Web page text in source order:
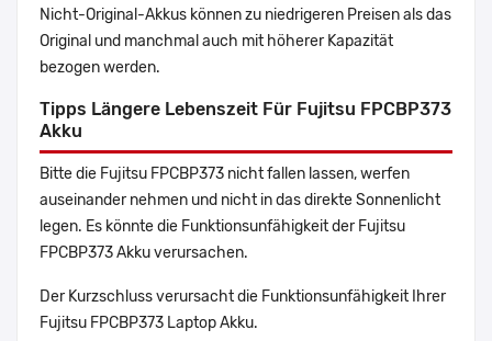
Nicht-Original-Akkus können zu niedrigeren Preisen als das
Original und manchmal auch mit höherer Kapazität
bezogen werden.
Tipps Längere Lebenszeit Für Fujitsu FPCBP373
Akku
Bitte die Fujitsu FPCBP373 nicht fallen lassen, werfen
auseinander nehmen und nicht in das direkte Sonnenlicht
legen. Es könnte die Funktionsunfähigkeit der Fujitsu
FPCBP373 Akku verursachen.
Der Kurzschluss verursacht die Funktionsunfähigkeit Ihrer
Fujitsu FPCBP373 Laptop Akku.